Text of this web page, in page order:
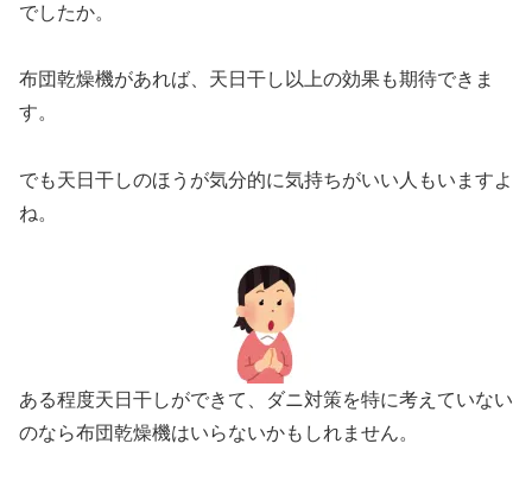
でしたか。
布団乾燥機があれば、天日干し以上の効果も期待できま
す。
でも天日干しのほうが気分的に気持ちがいい人もいますよ
ね。
ある程度天日干しができて、ダニ対策を特に考えていない
のなら布団乾燥機はいらないかもしれません。